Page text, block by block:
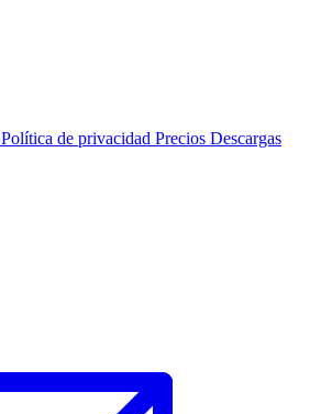
Política de privacidad Precios Descargas